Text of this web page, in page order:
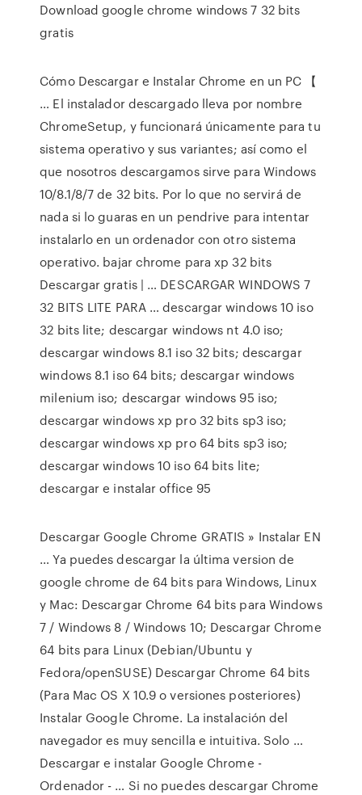
Download google chrome windows 7 32 bits
gratis
Cómo Descargar e Instalar Chrome en un PC 【
… El instalador descargado lleva por nombre
ChromeSetup, y funcionará únicamente para tu
sistema operativo y sus variantes; así como el
que nosotros descargamos sirve para Windows
10/8.1/8/7 de 32 bits. Por lo que no servirá de
nada si lo guaras en un pendrive para intentar
instalarlo en un ordenador con otro sistema
operativo. bajar chrome para xp 32 bits
Descargar gratis | … DESCARGAR WINDOWS 7
32 BITS LITE PARA … descargar windows 10 iso
32 bits lite; descargar windows nt 4.0 iso;
descargar windows 8.1 iso 32 bits; descargar
windows 8.1 iso 64 bits; descargar windows
milenium iso; descargar windows 95 iso;
descargar windows xp pro 32 bits sp3 iso;
descargar windows xp pro 64 bits sp3 iso;
descargar windows 10 iso 64 bits lite;
descargar e instalar office 95
Descargar Google Chrome GRATIS » Instalar EN
… Ya puedes descargar la última version de
google chrome de 64 bits para Windows, Linux
y Mac: Descargar Chrome 64 bits para Windows
7 / Windows 8 / Windows 10; Descargar Chrome
64 bits para Linux (Debian/Ubuntu y
Fedora/openSUSE) Descargar Chrome 64 bits
(Para Mac OS X 10.9 o versiones posteriores)
Instalar Google Chrome. La instalación del
navegador es muy sencilla e intuitiva. Solo …
Descargar e instalar Google Chrome -
Ordenador - … Si no puedes descargar Chrome